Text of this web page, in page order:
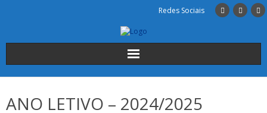
Redes Sociais
Início
Institucional
ANO LETIVO – 2024/2025